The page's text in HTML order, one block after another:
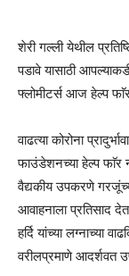
शेरी गल्ली येथील
पडावे यासाठी
फ्लोमीटर्स आज हेल्प
वाढत्या कोरोना
फाउंडेशनच्या हेल्प फाॅर
वैद्यकीय उपकरणे
आवाहनाला प्रतिसाद
हर्दि यांच्या लग्नाच्या
वरीलप्रमाणे आदर्शवत